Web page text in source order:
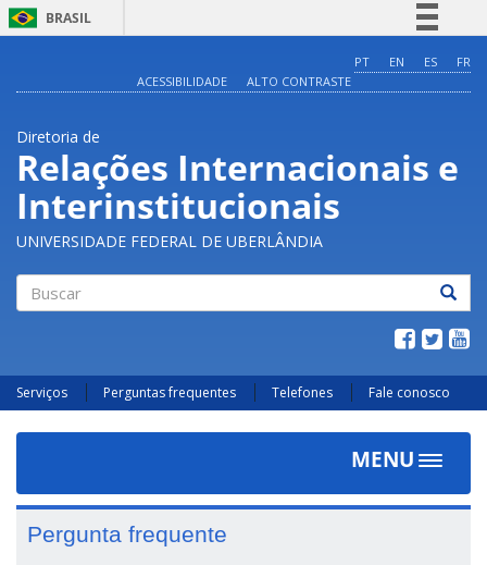
BRASIL
Comunica BR
Acesso à informação
Legislação
Canais
PT EN ES
FR
ACESSIBILIDADE
ALTO CONTRASTE
Diretoria de
Relações Internacionais e
Interinstitucionais
UNIVERSIDADE FEDERAL DE UBERLÂNDIA
Serviços Perguntas frequentes Telefones Fale conosco
MENU
Toggle
Pergunta frequente